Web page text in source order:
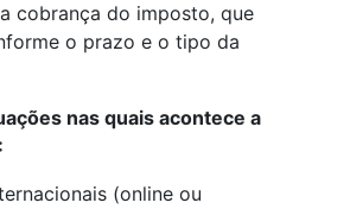
cobrança do imposto, que
o prazo e o tipo da
nas quais acontece a
(online ou